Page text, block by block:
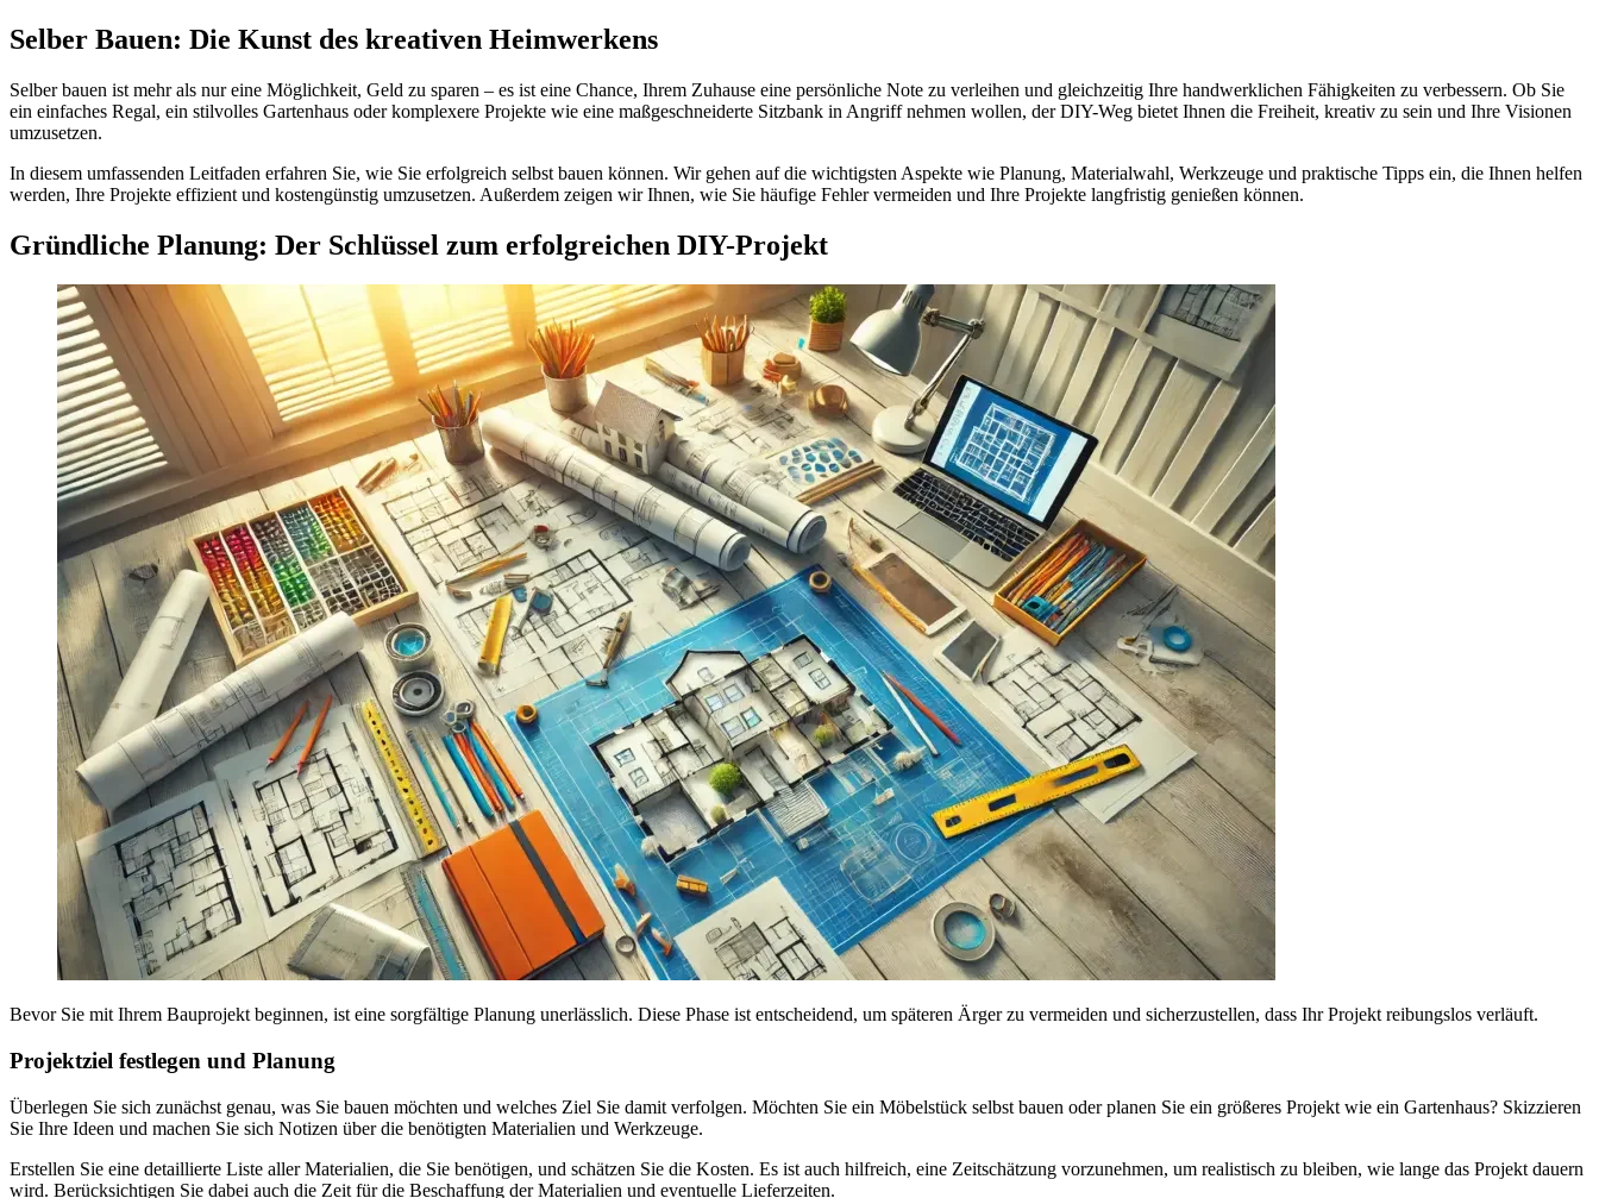
Selber Bauen: Die Kunst des kreativen Heimwerkens
Selber bauen ist mehr als nur eine Möglichkeit, Geld zu sparen – es ist eine Chance, Ihrem Zuhause eine persönliche Note zu verleihen und gleichzeitig Ihre handwerklichen Fähigkeiten zu verbessern. Ob Sie
ein einfaches Regal, ein stilvolles Gartenhaus oder komplexere Projekte wie eine maßgeschneiderte Sitzbank in Angriff nehmen wollen, der DIY-Weg bietet Ihnen die Freiheit, kreativ zu sein und Ihre Visionen
umzusetzen.
In diesem umfassenden Leitfaden erfahren Sie, wie Sie erfolgreich selbst bauen können. Wir gehen auf die wichtigsten Aspekte wie Planung, Materialwahl, Werkzeuge und praktische Tipps ein, die Ihnen helfen
werden, Ihre Projekte effizient und kostengünstig umzusetzen. Außerdem zeigen wir Ihnen, wie Sie häufige Fehler vermeiden und Ihre Projekte langfristig genießen können.
Gründliche Planung: Der Schlüssel zum erfolgreichen DIY-Projekt
Bevor Sie mit Ihrem Bauprojekt beginnen, ist eine sorgfältige Planung unerlässlich. Diese Phase ist entscheidend, um späteren Ärger zu vermeiden und sicherzustellen, dass Ihr Projekt reibungslos verläuft.
Projektziel festlegen und Planung
Überlegen Sie sich zunächst genau, was Sie bauen möchten und welches Ziel Sie damit verfolgen. Möchten Sie ein Möbelstück selbst bauen oder planen Sie ein größeres Projekt wie ein Gartenhaus? Skizzieren
Sie Ihre Ideen und machen Sie sich Notizen über die benötigten Materialien und Werkzeuge.
Erstellen Sie eine detaillierte Liste aller Materialien, die Sie benötigen, und schätzen Sie die Kosten. Es ist auch hilfreich, eine Zeitschätzung vorzunehmen, um realistisch zu bleiben, wie lange das Projekt dauern
wird. Berücksichtigen Sie dabei auch die Zeit für die Beschaffung der Materialien und eventuelle Lieferzeiten.